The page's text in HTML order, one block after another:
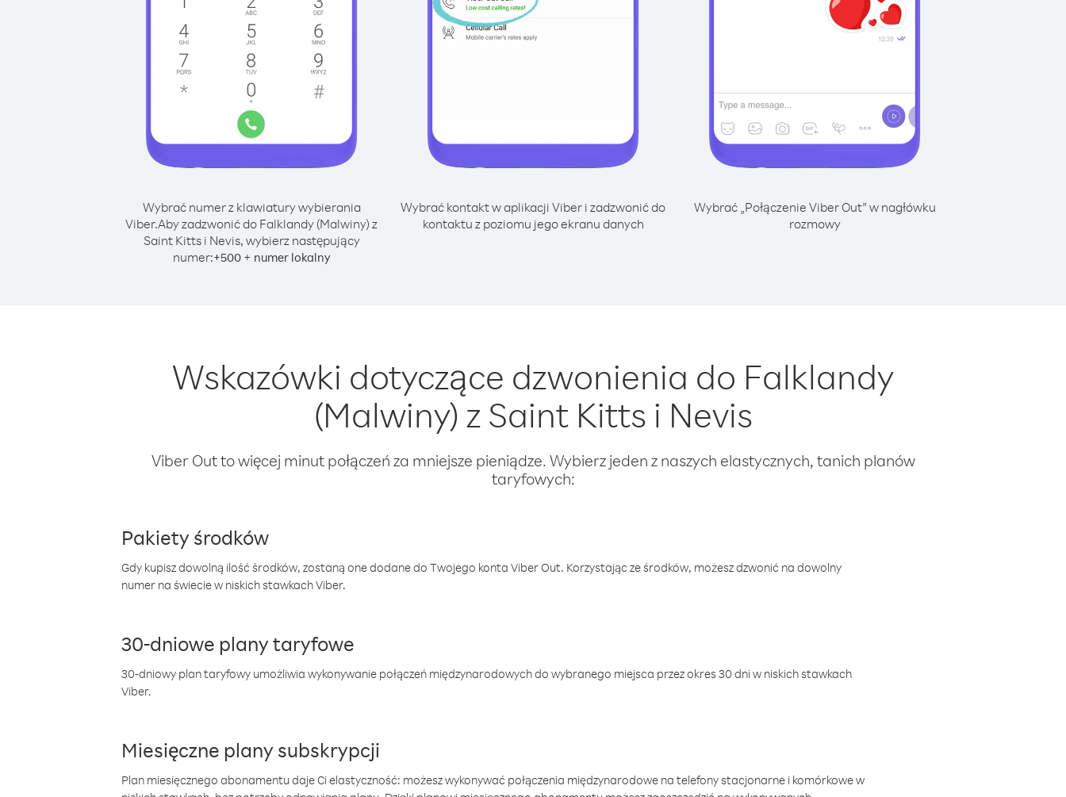
Wybrać numer z klawiatury wybierania
Viber.Aby zadzwonić do Falklandy (Malwiny) z
Saint Kitts i Nevis, wybierz następujący
numer:+500+ numer lokalny
Wybrać kontakt w aplikacji Viber i zadzwonić do
kontaktu z poziomu jego ekranu danych
Wybrać „Połączenie Viber Out” w nagłówku
rozmowy
Wskazówki dotyczące dzwonienia do Falklandy
(Malwiny) z Saint Kitts i Nevis
Viber Out to więcej minut połączeń za mniejsze pieniądze. Wybierz jeden z naszych elastycznych, tanich planów
taryfowych:
Pakiety środków
Gdy kupisz dowolną ilość środków, zostaną one dodane do Twojego konta Viber Out. Korzystając ze środków, możesz dzwonić na dowolny
numer na świecie w niskich stawkach Viber.
30-dniowe plany taryfowe
30-dniowy plan taryfowy umożliwia wykonywanie połączeń międzynarodowych do wybranego miejsca przez okres 30 dni w niskich stawkach
Viber.
Miesięczne plany subskrypcji
Plan miesięcznego abonamentu daje Ci elastyczność: możesz wykonywać połączenia międzynarodowe na telefony stacjonarne i komórkowe w